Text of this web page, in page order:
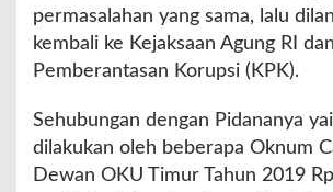
P
a
n
g
permasalahan yang sama, lalu
kembali ke Kejaksaan Agung RI
Pemberantasan Korupsi (KPK).
Sehubungan dengan Pidananya
dilakukan oleh beberapa Oknum
Dewan OKU Timur Tahun 2019